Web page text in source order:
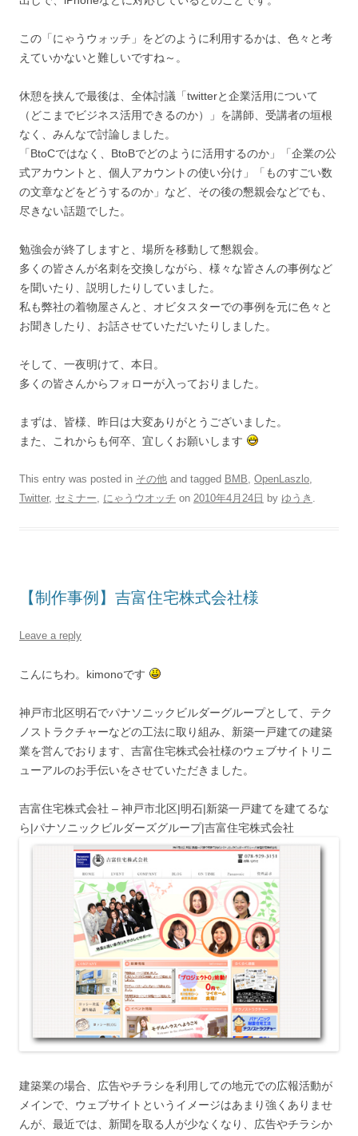
この「にゃうウォッチ」をどのように利用するかは、色々と考
えていかないと難しいですね～。
休憩を挟んで最後は、全体討議「twitterと企業活用について
（どこまでビジネス活用できるのか）」を講師、受講者の垣根
なく、みんなで討論しました。
「BtoCではなく、BtoBでどのように活用するのか」「企業の公
式アカウントと、個人アカウントの使い分け」「ものすごい数
の文章などをどうするのか」など、その後の懇親会などでも、
尽きない話題でした。
勉強会が終了しますと、場所を移動して懇親会。
多くの皆さんが名刺を交換しながら、様々な皆さんの事例など
を聞いたり、説明したりしていました。
私も弊社の着物屋さんと、オビタスターでの事例を元に色々と
お聞きしたり、お話させていただいたりしました。
そして、一夜明けて、本日。
多くの皆さんからフォローが入っておりました。
まずは、皆様、昨日は大変ありがとうございました。
また、これからも何卒、宜しくお願いします
This entry was posted in その他 and tagged BMB, OpenLaszlo,
Twitter, セミナー, にゃうウオッチ on 2010年4月24日 by ゆうき .
【制作事例】吉富住宅株式会社様
Leave a reply
こんにちわ。kimonoです
神戸市北区明石でパナソニックビルダーグループとして、テク
ノストラクチャーなどの工法に取り組み、新築一戸建ての建築
業を営んでおります、吉富住宅株式会社様のウェブサイトリニ
ューアルのお手伝いをさせていただきました。
吉富住宅株式会社 – 神戸市北区|明石|新築一戸建てを建てるな
ら|パナソニックビルダーズグループ|吉富住宅株式会社
建築業の場合、広告やチラシを利用しての地元での広報活動が
メインで、ウェブサイトというイメージはあまり強くありませ
んが、最近では、新聞を取る人が少なくなり、広告やチラシか